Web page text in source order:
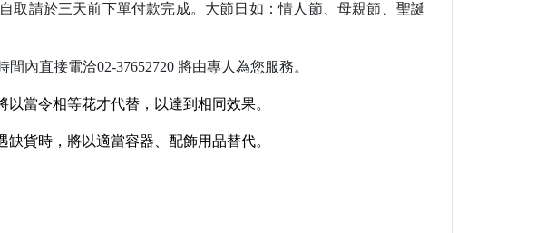
取請於三天前下單付款完成。 大節日如：情人節 、母親節 、聖誕
間內直接電洽02-37652720 將由專人為您服務。
當令相等花才代替，以達到相同效果。
缺貨時，將以適當容器、配飾用品替代。